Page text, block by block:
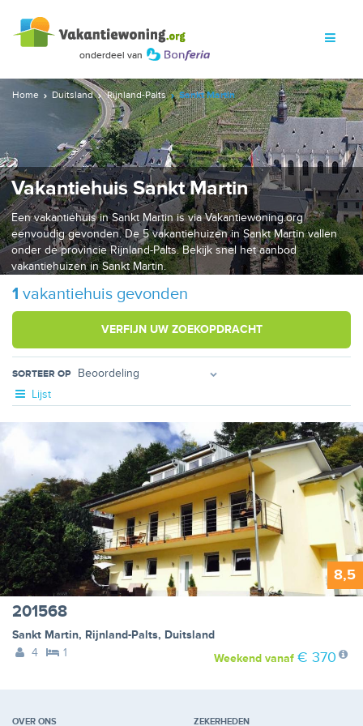
Home Duitsland Rijnland-Palts Sankt Martin
Vakantiehuis Sankt Martin
Een vakantiehuis in Sankt Martin is via Vakantiewoning.org
eenvoudig gevonden. De 5 vakantiehuizen in Sankt Martin vallen
onder de provincie Rijnland-Palts. Bekijk snel het aanbod
vakantiehuizen in Sankt Martin.
1 vakantiehuis gevonden
VERFIJN UW ZOEKOPDRACHT
SORTEER OP
Lijst
8,5
201568
Sankt Martin, Rijnland-Palts, Duitsland
4
1 Weekendvanaf € 370
OVER ONS ZEKERHEDEN